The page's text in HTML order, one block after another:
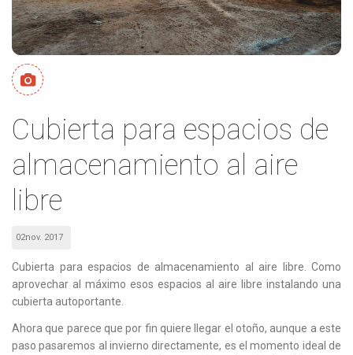
Cubierta para espacios de
almacenamiento al aire
libre
02nov. 2017
Cubierta para espacios de almacenamiento al aire libre. Como
aprovechar al máximo esos espacios al aire libre instalando una
cubierta autoportante.
Ahora que parece que por fin quiere llegar el otoño, aunque a este
paso pasaremos al invierno directamente, es el momento ideal de